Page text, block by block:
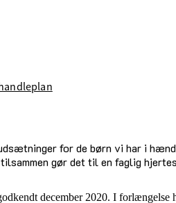
for de børn vi har i
gør det til en faglig
december 2020. I